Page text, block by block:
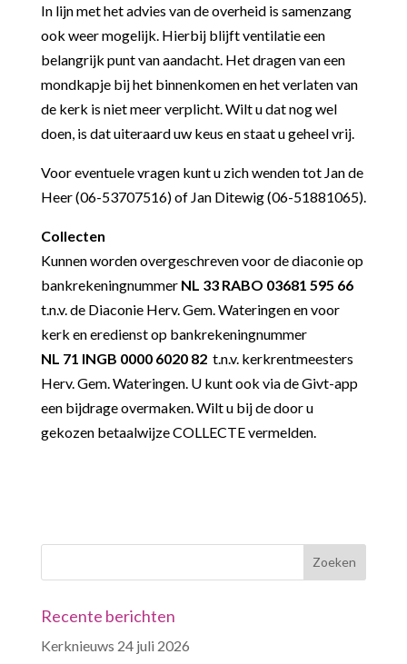
In lijn met het advies van de overheid is samenzang
ook weer mogelijk. Hierbij blijft ventilatie een
belangrijk punt van aandacht. Het dragen van een
mondkapje bij het binnenkomen en het verlaten van
de kerk is niet meer verplicht. Wilt u dat nog wel
doen, is dat uiteraard uw keus en staat u geheel vrij.
Voor eventuele vragen kunt u zich wenden tot Jan de
Heer (06-53707516) of Jan Ditewig (06-51881065).
Collecten
Kunnen worden overgeschreven voor de diaconie op
bankrekeningnummer NL 33 RABO 03681 595 66
t.n.v. de Diaconie Herv. Gem. Wateringen en voor
kerk en eredienst op bankrekeningnummer
NL 71 INGB 0000 6020 82t.n.v. kerkrentmeesters
Herv. Gem. Wateringen. U kunt ook via de Givt-app
een bijdrage overmaken. Wilt u bij de door u
gekozen betaalwijze COLLECTE vermelden.
Recente berichten
Kerknieuws 24 juli 2026